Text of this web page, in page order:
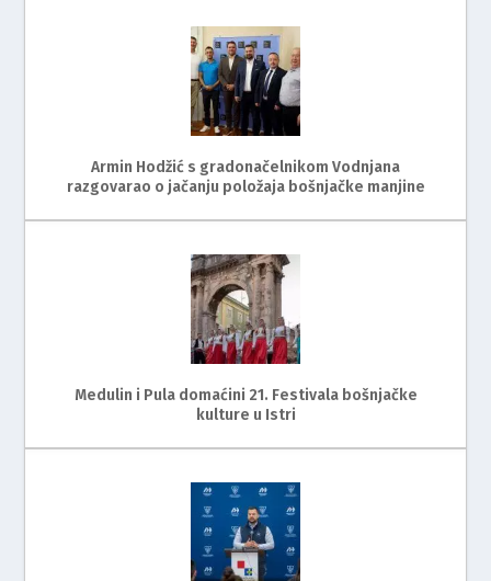
Armin Hodžić s gradonačelnikom Vodnjana
razgovarao o jačanju položaja bošnjačke manjine
Medulin i Pula domaćini 21. Festivala bošnjačke
kulture u Istri